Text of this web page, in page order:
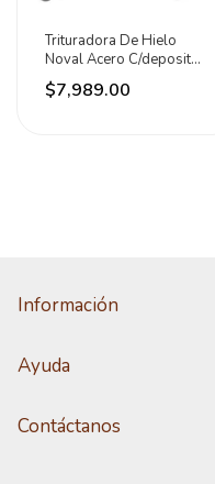
Trituradora De Hielo
Noval Acero C/deposito
Potencia 350w Color
Plateado
$7,989.00
Información
Ayuda
Contáctanos